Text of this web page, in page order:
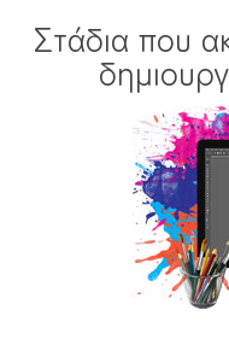
Στάδια που